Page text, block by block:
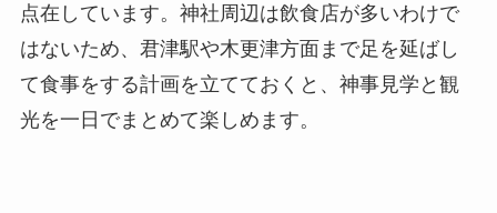
点在しています。神社周辺は飲食店が多いわけで
はないため、君津駅や木更津方面まで足を延ばし
て食事をする計画を立てておくと、神事見学と観
光を一日でまとめて楽しめます。